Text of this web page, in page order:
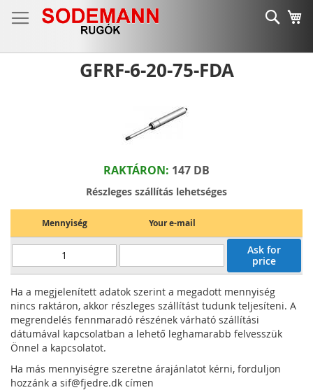
a
GFRF-6-20-75-FDA
RAKTÁRON: 147 DB
Részleges szállítás lehetséges
Mennyiség Your e-mail
Ask for
price
Ha a megjelenített adatok szerint a megadott mennyiség
nincs raktáron, akkor részleges szállítást tudunk teljesíteni. A
megrendelés fennmaradó részének várható szállítási
dátumával kapcsolatban a lehető leghamarabb felvesszük
Önnel a kapcsolatot.
Ha más mennyiségre szeretne árajánlatot kérni, forduljon
hozzánk a sif@fjedre.dk címen